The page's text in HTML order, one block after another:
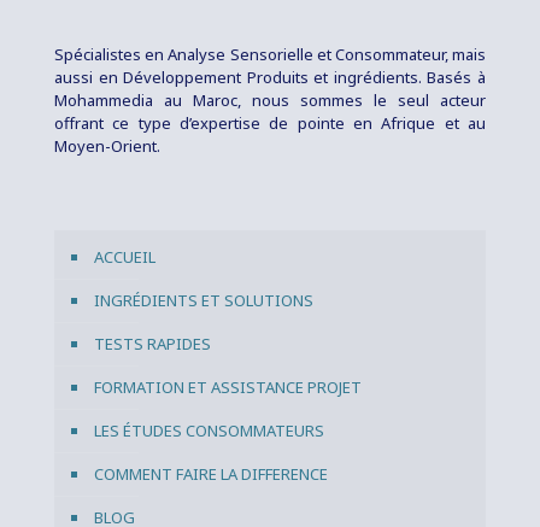
Spécialistes en Analyse Sensorielle et Consommateur, mais
aussi en Développement Produits et ingrédients. Basés à
Mohammedia au Maroc, nous sommes le seul acteur
offrant ce type d’expertise de pointe en Afrique et au
Moyen-Orient.
ACCUEIL
INGRÉDIENTS ET SOLUTIONS
TESTS RAPIDES
FORMATION ET ASSISTANCE PROJET
LES ÉTUDES CONSOMMATEURS
COMMENT FAIRE LA DIFFERENCE
BLOG